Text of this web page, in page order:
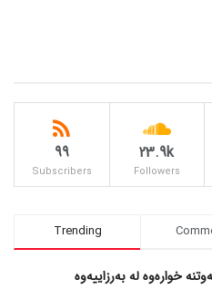
23.9k
Followers
99
Subscribers
Trending
خوارەوە لە بەرزاییەوە